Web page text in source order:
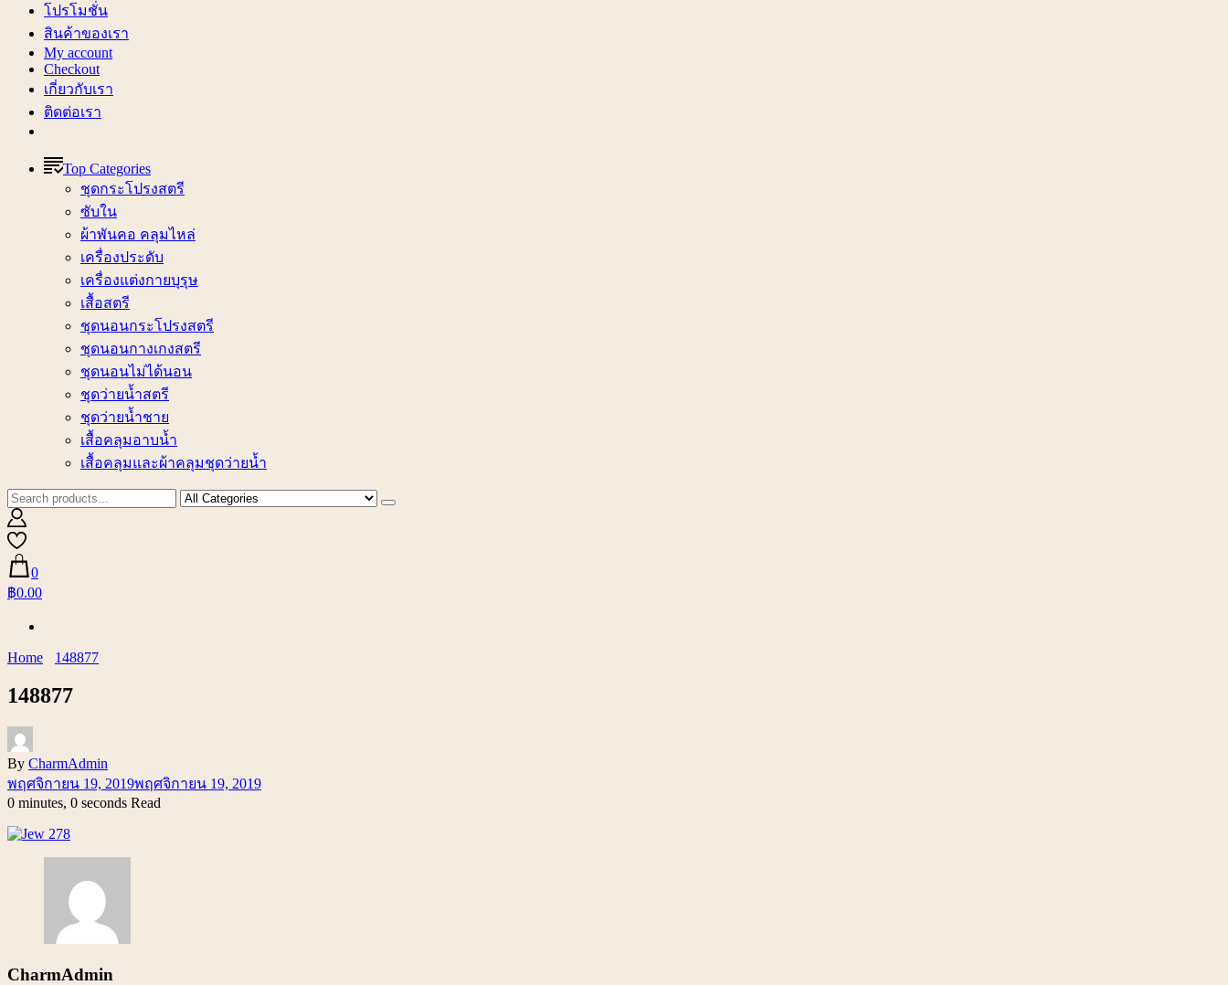
โปรโมชั่น
สินค้าของเรา
My account
Checkout
เกี่ยวกับเรา
ติดต่อเรา
Top Categories
ชุดกระโปรงสตรี
ซับใน
ผ้าพันคอ คลุมไหล่
เครื่องประดับ
เครื่องแต่งกายบุรุษ
เสื้อสตรี
ชุดนอนกระโปรงสตรี
ชุดนอนกางเกงสตรี
ชุดนอนไม่ได้นอน
ชุดว่ายน้ำสตรี
ชุดว่ายน้ำชาย
เสื้อคลุมอาบน้ำ
เสื้อคลุมและผ้าคลุมชุดว่ายน้ำ
0
฿0.00
Home 148877
148877
By CharmAdmin
พฤศจิกายน 19, 2019พฤศจิกายน 19, 2019
0 minutes, 0 seconds Read
CharmAdmin